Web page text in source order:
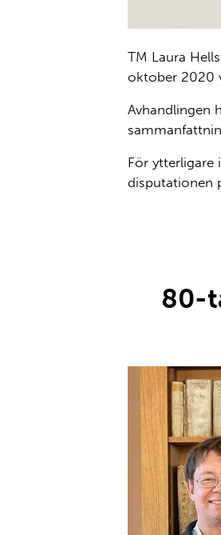
TM Laura
oktober 2020
Avhandlingen
För ytterligare
disputationen
80-